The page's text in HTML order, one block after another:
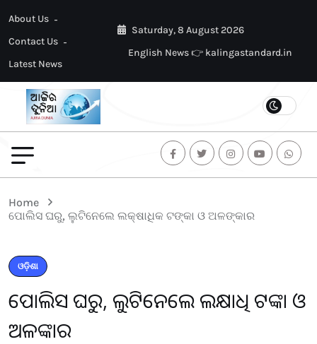
About Us
Contact Us
Latest News
Saturday, 8 August 2026
English News 👉 kalingastandard.in
Home
ପୋଲିସ ଘରୁ, ଲୁଟିନେଲେ ଲକ୍ଷାଧିକ ଟଙ୍କା ଓ ଅଳଙ୍କାର
ଓଡ଼ିଶା
ପୋଲିସ ଘରୁ, ଲୁଟିନେଲେ ଲକ୍ଷାଧିକ ଟଙ୍କା ଓ
ଅଳଙ୍କାର